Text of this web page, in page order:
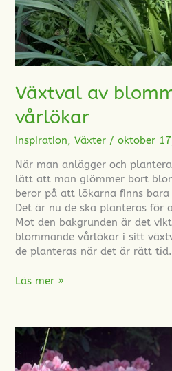
Växtval av
vårlökar
Inspiration,Växter /oktober
När man anlägger och
lätt att man glömmer bort
beror på att lökarna finns
Det är nu de ska planteras för
Mot den bakgrunden är det
blommande vårlökar i sitt
de planteras när det är rätt tid.
Läs mer »
Trädgårdsdesign
med
tulpan